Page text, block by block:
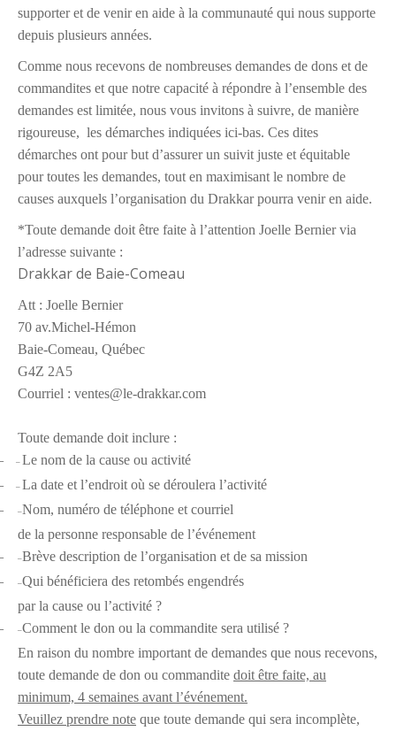
supporter et de venir en aide à la communauté qui nous supporte
depuis plusieurs années.
Comme nous recevons de nombreuses demandes de dons et de
commandites et que notre capacité à répondre à l’ensemble des
demandes est limitée, nous vous invitons à suivre, de manière
rigoureuse, les démarches indiquées ici-bas. Ces dites
démarches ont pour but d’assurer un suivit juste et équitable
pour toutes les demandes, tout en maximisant le nombre de
causes auxquels l’organisation du Drakkar pourra venir en aide.
*Toute demande doit être faite à l’attention Joelle Bernier via
l’adresse suivante :
Drakkar de Baie-Comeau
Att : Joelle Bernier
70 av.Michel-Hémon
Baie-Comeau, Québec
G4Z 2A5
Courriel : ventes@le-drakkar.com
Toute demande doit inclure :
– Le nom de la cause ou activité
– La date et l’endroit où se déroulera l’activité
–Nom, numéro de téléphone et courriel
de la personne responsable de l’événement
–Brève description de l’organisation et de sa mission
–Qui bénéficiera des retombés engendrés
par la cause ou l’activité ?
–Comment le don ou la commandite sera utilisé ?
En raison du nombre important de demandes que nous recevons,
toute demande de don ou commandite doit être faite, au
minimum, 4 semaines avant l’événement.
Veuillez prendre note que toute demande qui sera incomplète,